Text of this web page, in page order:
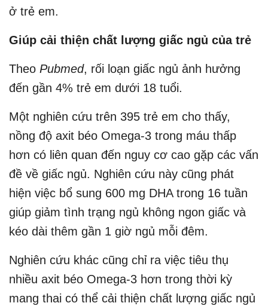
ở trẻ em.
Giúp cải thiện chất lượng giấc ngủ của trẻ
Theo Pubmed, rối loạn giấc ngủ ảnh hưởng
đến gần 4% trẻ em dưới 18 tuổi.
Một nghiên cứu trên 395 trẻ em cho thấy,
nồng độ axit béo Omega-3 trong máu thấp
hơn có liên quan đến nguy cơ cao gặp các vấn
đề về giấc ngủ. Nghiên cứu này cũng phát
hiện việc bổ sung 600 mg DHA trong 16 tuần
giúp giảm tình trạng ngủ không ngon giấc và
kéo dài thêm gần 1 giờ ngủ mỗi đêm.
Nghiên cứu khác cũng chỉ ra việc tiêu thụ
nhiều axit béo Omega-3 hơn trong thời kỳ
mang thai có thể cải thiện chất lượng giấc ngủ